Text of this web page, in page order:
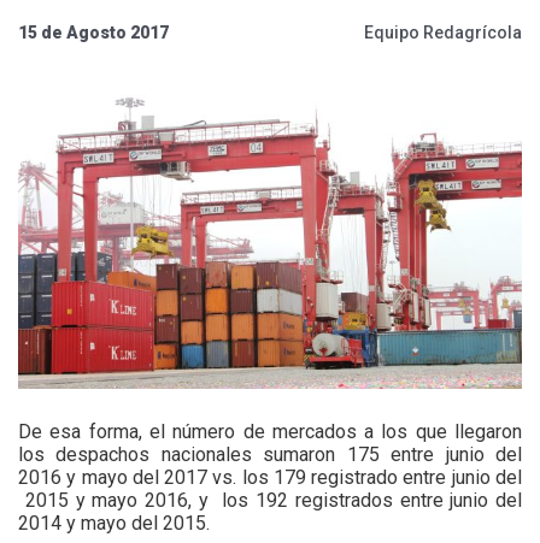
15 de Agosto 2017 Equipo Redagrícola
De esa forma, el número de mercados a los que llegaron
los despachos nacionales sumaron 175 entre junio del
2016 y mayo del 2017 vs. los 179 registrado entre junio del
2015 y mayo 2016, y los 192 registrados entre junio del
2014 y mayo del 2015.